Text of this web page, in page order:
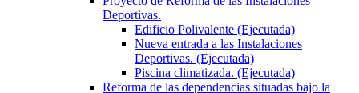
Deportivas.
Edificio Polivalente (Ejecutada)
Nueva entrada a las Instalaciones
Deportivas. (Ejecutada)
Piscina climatizada. (Ejecutada)
Reforma de las dependencias situadas bajo la